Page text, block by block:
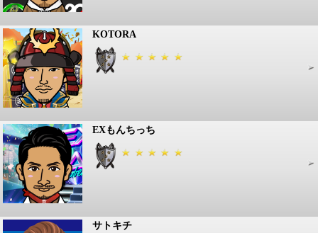
KOTORA
EXもんちっち
サトキチ